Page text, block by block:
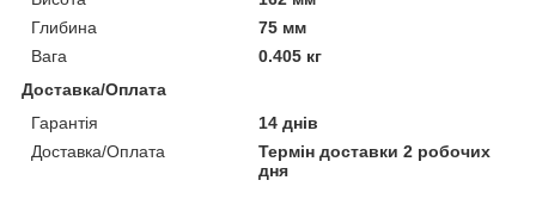
Глибина
75 мм
Вага
0.405 кг
Доставка/Оплата
Гарантія
14 днів
Доставка/Оплата
Термін доставки 2 робочих
дня